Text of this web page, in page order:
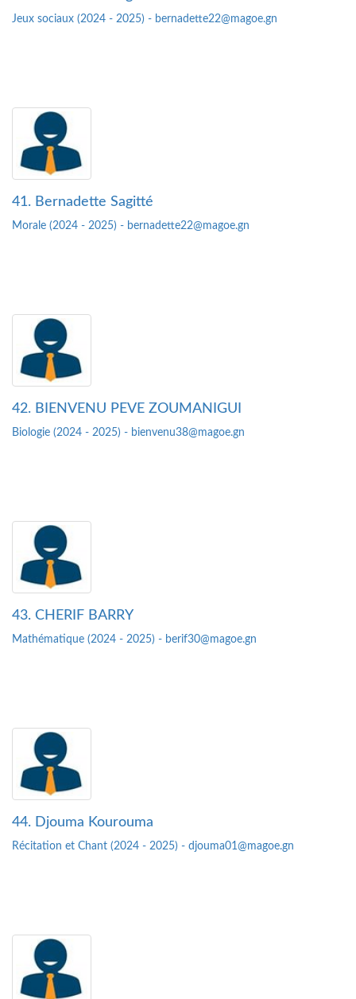
Jeux sociaux (2024 - 2025) - bernadette22@magoe.gn
41. Bernadette Sagitté
Morale (2024 - 2025) - bernadette22@magoe.gn
42. BIENVENU PEVE ZOUMANIGUI
Biologie (2024 - 2025) - bienvenu38@magoe.gn
43. CHERIF BARRY
Mathématique (2024 - 2025) - berif30@magoe.gn
44. Djouma Kourouma
Récitation et Chant (2024 - 2025) - djouma01@magoe.gn